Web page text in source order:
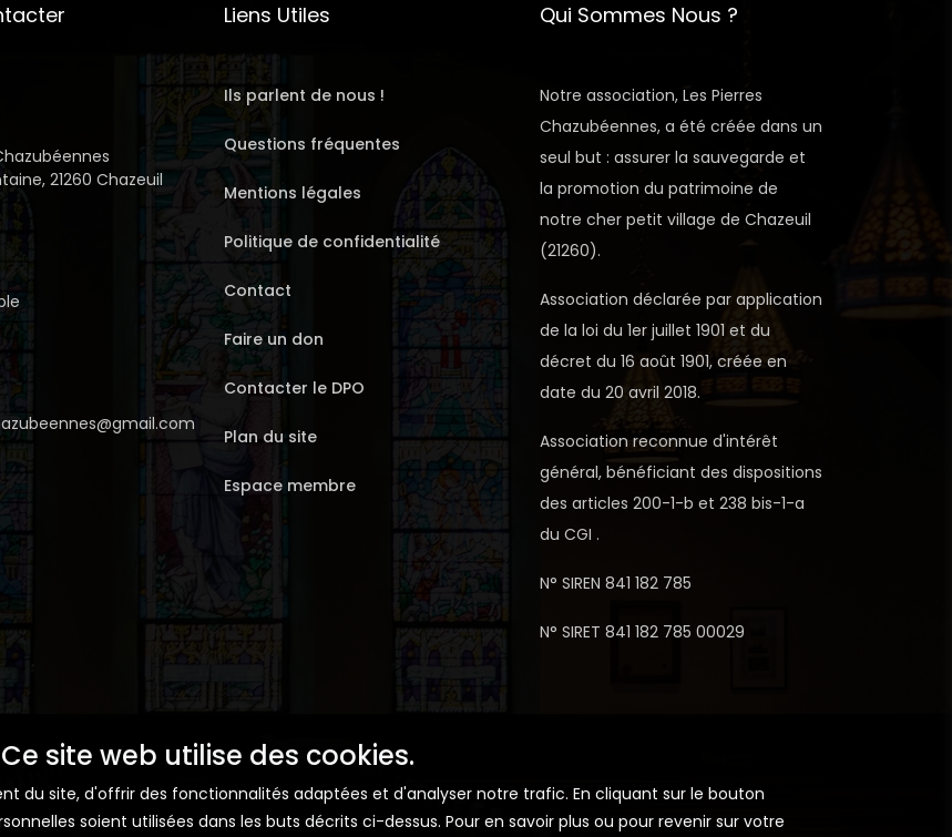
21260 Chazeuil
Liens Utiles
Ils parlent de nous !
Questions fréquentes
Mentions légales
Politique de confidentialité
Contact
Faire un don
Contacter le DPO
Plan du site
Espace membre
Qui Sommes Nous ?
Notre association, Les Pierres
Chazubéennes, a été créée dans un
seul but : assurer la sauvegarde et
la promotion du patrimoine de
notre cher petit village de Chazeuil
(21260).
Association déclarée par application
de la loi du 1er juillet 1901 et du
décret du 16 août 1901, créée en
date du 20 avril 2018.
Association reconnue d'intérêt
général, bénéficiant des dispositions
des articles 200-1-b et 238 bis-1-a
du CGI .
N° SIREN 841 182 785
N° SIRET 841 182 785 00029
Ce site web utilise des cookies.
du site, d'offrir des fonctionnalités adaptées et d'analyser notre trafic. En cliquant sur le bouton
soient utilisées dans les buts décrits ci-dessus. Pour en savoir plus ou pour revenir sur votre